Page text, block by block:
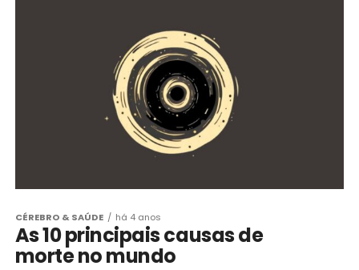
CÉREBRO & SAÚDE há 4 anos
As 10 principais causas de
morte no mundo